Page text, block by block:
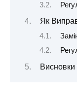
Як
Висновки